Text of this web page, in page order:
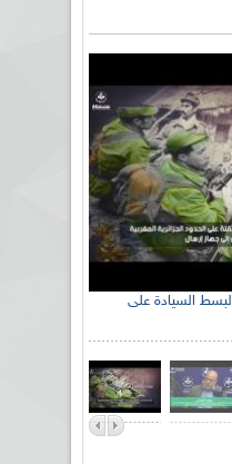
الإذاعة الجزائرية تحي الذكرى 59 لبسط السيادة على